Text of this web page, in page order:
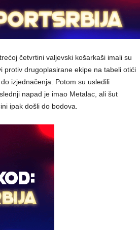
četvrtini valjevski košarkaši imali su
protiv drugoplasirane ekipe na tabeli otići
izjednačenja. Potom su usledili
napad je imao Metalac, ali šut
ipak došli do bodova.